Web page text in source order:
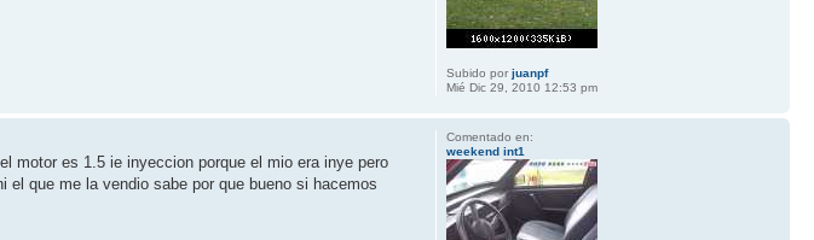
Subido por juanpf
Mié Dic 29, 2010 12:53 pm
motor es 1.5 ie inyeccion porque el mio era inye pero
el que me la vendio sabe por que bueno si hacemos
Comentado en:
weekend int1